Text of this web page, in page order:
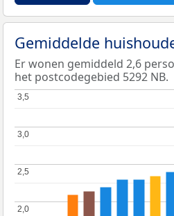
Gemiddelde
Er wonen gemiddeld 2,6
het postcodegebied 5292 NB.
2,0
2,0
2,5
2,5
3,0
3,0
3,5
3,5